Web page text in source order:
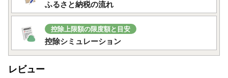
す。
〇アイリスオーヤマ製品について
・お礼の品をメーカーから直送しているため、保証書に購入
日・店舗等の記載はしておりません。かわりに大河原町から
ーカー保証の期間については、
ふるさと納税の流れ
控除上限額の限度額と目安
控除シミュレーション
レビュー